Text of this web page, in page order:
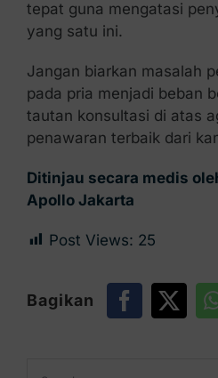
tepat guna mengatasi
yang satu ini.
Jangan biarkan masalah
pada pria menjadi beban
tautan konsultasi di atas
penawaran terbaik dari
Ditinjau secara medis
Apollo Jakarta
Post Views: 25
Bagikan